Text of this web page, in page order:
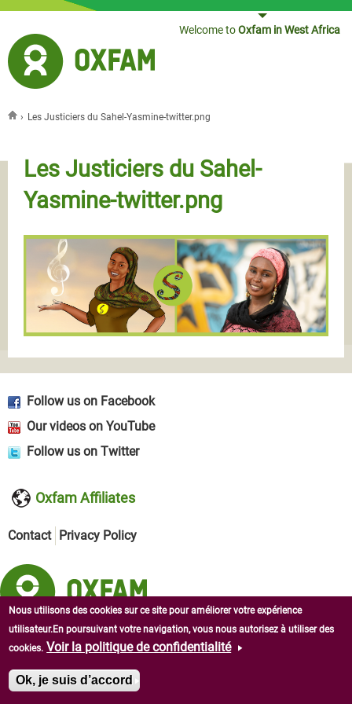
Welcome toOxfam in West Africa
› Les Justiciers du Sahel-Yasmine-twitter.png
Les Justiciers du Sahel-
Yasmine-twitter.png
Follow us on Facebook
Our videos on YouTube
Follow us on Twitter
Oxfam Affiliates
Contact Privacy Policy
Copyright © 2026 Oxfam in West Africa. All rights reserved.
Nous utilisons des cookies sur ce site pour améliorer votre expérience
utilisateur.En poursuivant votre navigation, vous nous autorisez à utiliser des
cookies. Voir la politique de confidentialité
Ok, je suis d’accord